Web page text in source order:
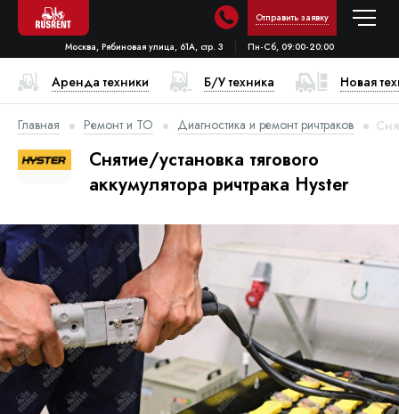
Отправить заявку
Москва, Рябиновая улица, 61А, стр. 3 Пн-Сб, 09:00-20:00
Аренда техники Б/У техника Новая
Главная Ремонт и ТО Диагностика и ремонт ричтраков
Снятие/установка тягового
аккумулятора ричтрака Hyster